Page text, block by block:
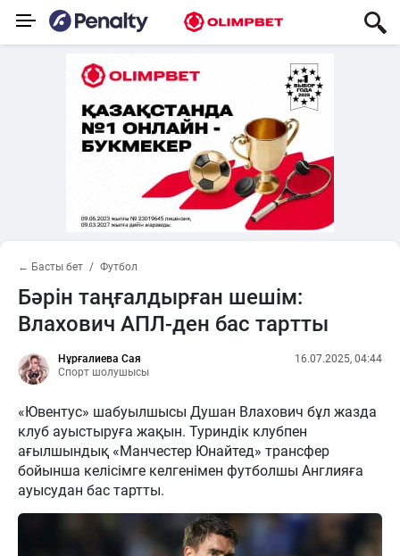
← Басты бет Футбол
Бәрін таңғалдырған шешім:
Влахович АПЛ-ден бас тартты
Нұрғалиева Сая
Спорт шолушысы
16.07.2025, 04:44
«Ювентус» шабуылшысы Душан Влахович бұл жазда
клуб ауыстыруға жақын. Туриндік клубпен
ағылшындық «Манчестер Юнайтед» трансфер
бойынша келісімге келгенімен футболшы Англияға
ауысудан бас тартты.